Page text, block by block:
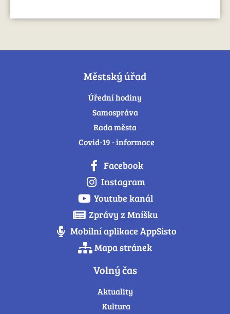
Městský úřad
Úřední hodiny
Samospráva
Rada města
Covid-19 - informace
Facebook
Instagram
Youtube kanál
Zprávy z Mníšku
Mobilní aplikace AppSisto
Mapa stránek
Volný čas
Aktuality
Kultura